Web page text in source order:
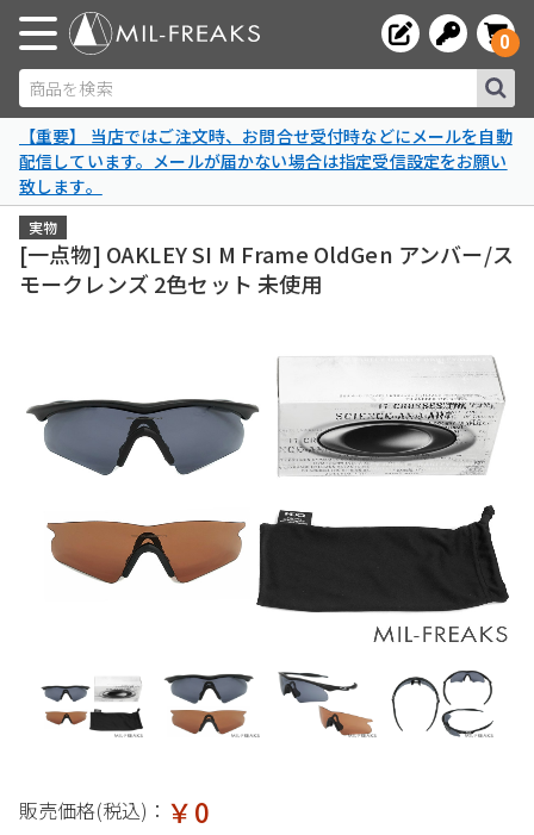
商品を検索
0
【重要】 当店ではご注文時、お問合せ受付時などにメールを自動
配信しています。メールが届かない場合は指定受信設定をお願い
致します。
実物
[一点物] OAKLEY SI M Frame OldGen アンバー/ス
モークレンズ 2色セット 未使用
販売価格(税込)： ￥0